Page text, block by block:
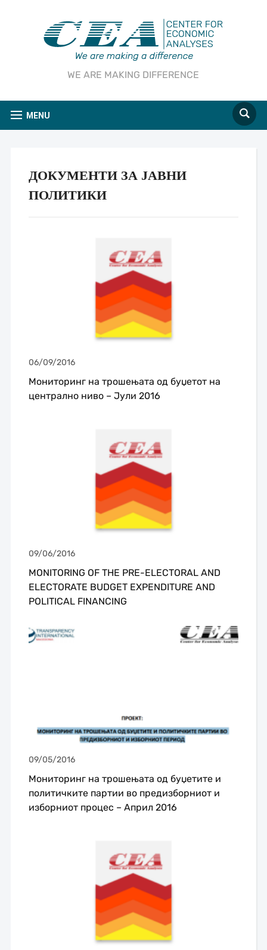
WE ARE MAKING DIFFERENCE
MENU
ДОКУМЕНТИ ЗА ЈАВНИ
ПОЛИТИКИ
06/09/2016
Мониторинг на трошењата од буџетот на
централно ниво – Јули 2016
09/06/2016
MONITORING OF THE PRE-ELECTORAL AND
ELECTORATE BUDGET EXPENDITURE AND
POLITICAL FINANCING
09/05/2016
Мониторинг на трошењата од буџетите и
политичките партии во предизборниот и
изборниот процес – Април 2016